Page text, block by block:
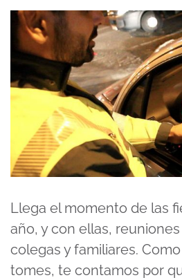
Llega el momento de las
año, y con ellas,
colegas y familiares.
tomes, te contamos por